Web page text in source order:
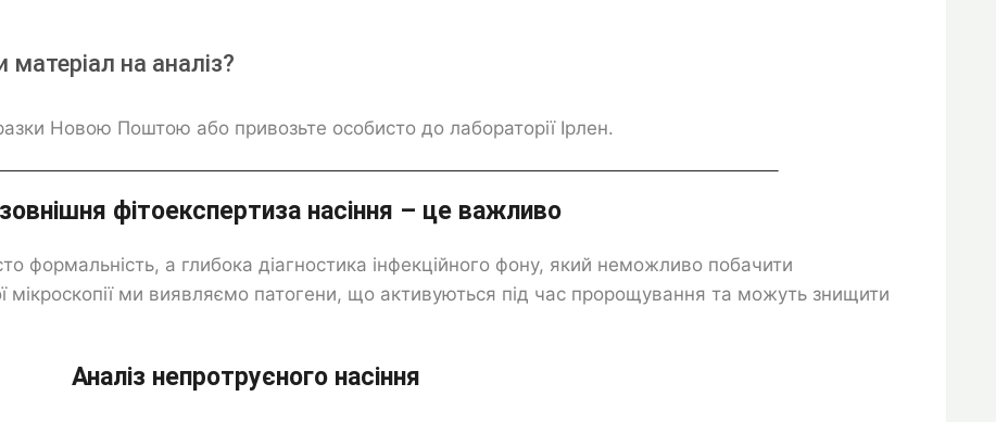
матеріал на аналіз?
Новою Поштою або привозьте особисто до лабораторії Ірлен.
фітоекспертиза насіння – це важливо
формальність, а глибока діагностика інфекційного фону, який неможливо побачити
ми виявляємо патогени, що активуються під час пророщування та можуть знищити
Аналіз непротруєного насіння